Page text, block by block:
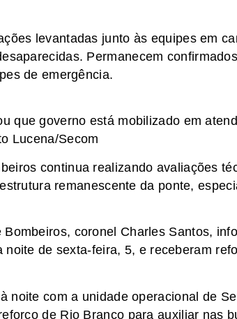
levantadas junto às equipes em
Permanecem
de emergência.
que governo está mobilizado em
Lucena/Secom
continua realizando avaliações
remanescente da ponte,
coronel Charles Santos,
de sexta-feira, 5, e receberam
noite com a unidade operacional de
de Rio Branco para auxiliar nas